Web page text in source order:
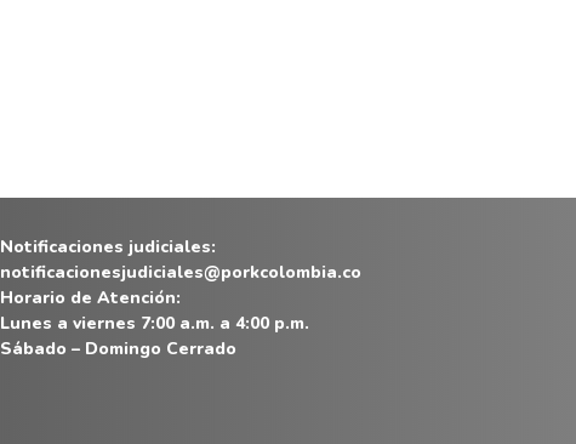
Notificaciones judiciales:
notificacionesjudiciales@porkcolombia.co
Horario de Atención:
Lunes a viernes 7:00 a.m. a 4:00 p.m.
Sábado – Domingo Cerrado